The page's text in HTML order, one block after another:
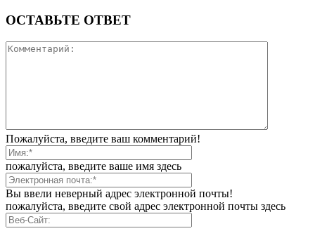
ОСТАВЬТЕ ОТВЕТ
Пожалуйста, введите ваш комментарий!
пожалуйста, введите ваше имя здесь
Вы ввели неверный адрес электронной почты!
пожалуйста, введите свой адрес электронной почты здесь